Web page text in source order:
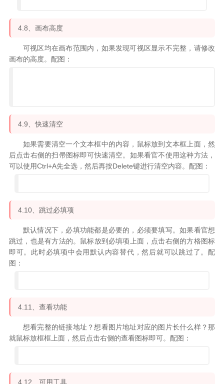
4.8、画布高度
可视区均在画布范围内，如果发现可视区显示不完整，请修改
画布的高度。配图：
4.9、快速清空
如果需要清空一个文本框中的内容，鼠标放到文本框上面，然
后点击右侧的扫帚图标即可快速清空。如果看官不使用这种方法，
可以使用Ctrl+A先全选，然后再按Delete键进行清空内容。配图：
4.10、跳过必填项
默认情况下，必填功能都是必要的，必须要填写。如果看官想
跳过，也是有方法的。鼠标放到必填项上面，点击右侧的方格图标
即可。此时必填项中会用默认内容替代，然后就可以跳过了。配
图：
4.11、查看功能
想看完整的链接地址？想看图片地址对应的图片长什么样？那
就鼠标放框框上面，然后点击右侧的查看图标即可。配图：
4.12、可用工具